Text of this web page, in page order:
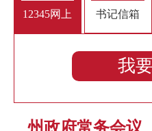
12345网上 书记信箱
我